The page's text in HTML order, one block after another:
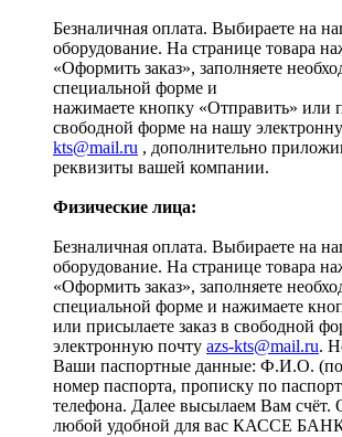
Безналичная оплата. Выбираете на
оборудование. На странице товара
«Оформить заказ», заполняете
специальной форме и
нажимаете кнопку «Отправить» или
свободной форме на нашу
kts@mail.ru , дополнительно
реквизиты вашей компании.
Физические лица:
Безналичная оплата. Выбираете на
оборудование. На странице товара
«Оформить заказ», заполняете
специальной форме и нажимаете
или присылаете заказ в свободной
электронную почту azs-kts@mail.ru.
Ваши паспортные данные: Ф.И.О.
номер паспорта, прописку по
телефона. Далее высылаем Вам счёт.
любой удобной для вас КАССЕ